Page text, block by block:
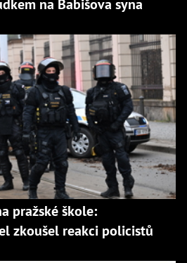
na Babišova syna
pražské škole:
zkoušel reakci policistů